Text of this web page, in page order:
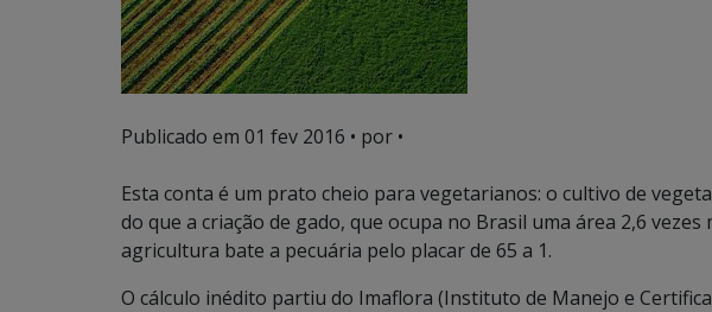
Publicado em 01 fev 2016 • por •
Esta conta é um prato cheio para vegetarianos: o cultivo de
do que a criação de gado, que ocupa no Brasil uma área 2,6 vezes
agricultura bate a pecuária pelo placar de 65 a 1.
O cálculo inédito partiu do Imaflora (Instituto de Manejo e